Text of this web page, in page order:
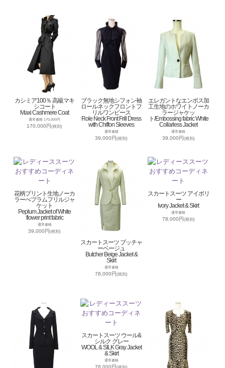
カシミア100％ 高級マキ
シコート
Maxi Cashmere Coat
通常価格 170,000円
170,000円(税別)
ブラック無地シフォン袖
ロールネックフロントフ
リルワンピース
Role Neck Front Frill Dress
with Chiffon Sleeves
通常価格
39,000円(税別)
エレガントなエンボス加
工生地のホワイトノーカ
ラージャケッ
ト/Embossing fabric White
Collarless Jacket
通常価格
39,000円(税別)
花柄プリント生地ノーカ
ラーぺプラムフリルジャ
ケット
Peplum Jacket of White
flower print fabric
通常価格
39,000円(税別)
スカートスーツ ブッチャ
ーベージュ
Butcher Beige Jacket &
Skirt
通常価格
78,000円(税別)
スカートスーツ アイボリ
ー
Ivory Jacket & Skirt
通常価格
78,000円(税別)
スカートスーツ ウール&
シルク グレー
WOOL & SILK Gray Jacket
& Skirt
通常価格
78,000円